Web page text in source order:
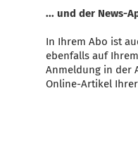
... und der News-
In Ihrem Abo ist
ebenfalls auf
Anmeldung in der
Online-Artikel